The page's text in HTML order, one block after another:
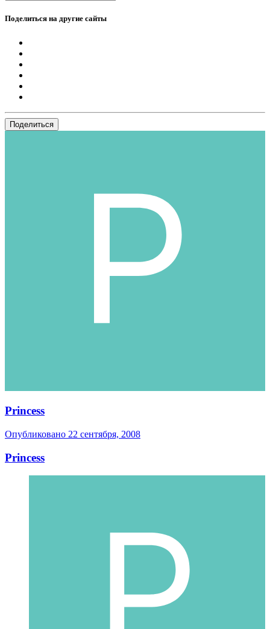
Поделиться на другие сайты
Поделиться
Princess
Опубликовано 22 сентября, 2008
Princess